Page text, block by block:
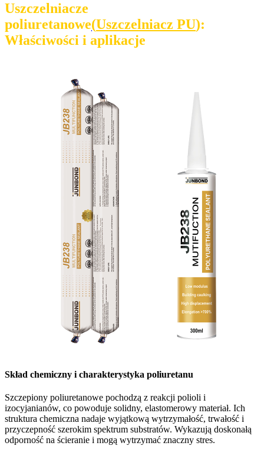
Uszczelniacze
poliuretanowe(Uszczelniacz PU):
Właściwości i aplikacje
Skład chemiczny i charakterystyka poliuretanu
Szczepiony poliuretanowe pochodzą z reakcji polioli i
izocyjanianów, co powoduje solidny, elastomerowy materiał. Ich
struktura chemiczna nadaje wyjątkową wytrzymałość, trwałość i
przyczepność szerokim spektrum substratów. Wykazują doskonałą
odporność na ścieranie i mogą wytrzymać znaczny stres.